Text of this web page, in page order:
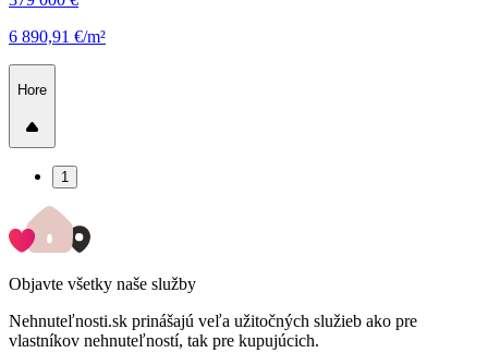
6 890,91 €/m²
Hore
1
Objavte všetky naše služby
Nehnuteľnosti.sk prinášajú veľa užitočných služieb ako pre
vlastníkov nehnuteľností, tak pre kupujúcich.